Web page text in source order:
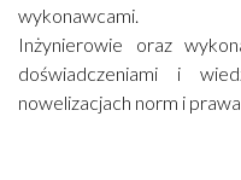
wykonawcami.
Inżynierowie oraz
doświadczeniami i
nowelizacjach norm i